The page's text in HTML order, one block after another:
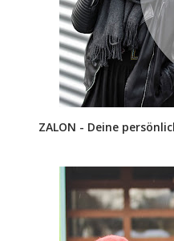
ZALON - Deine